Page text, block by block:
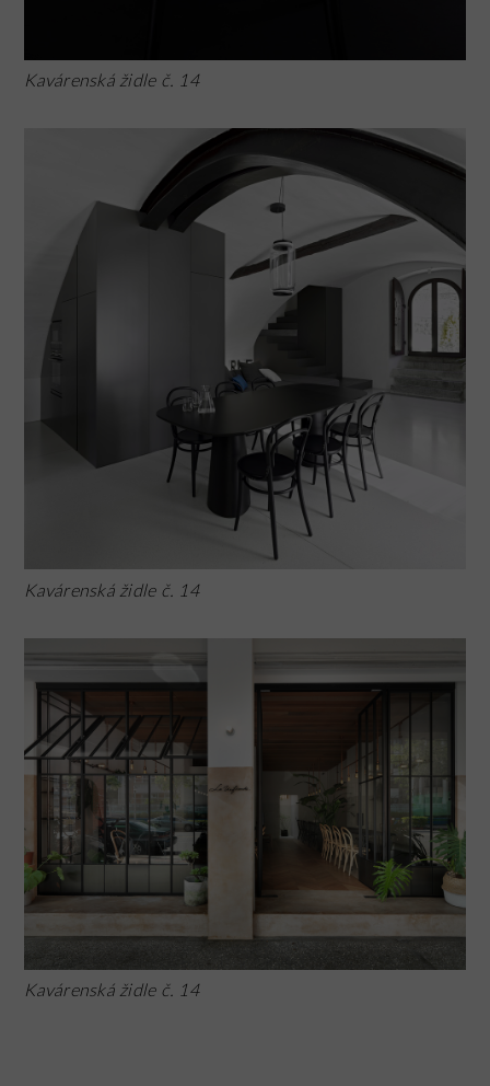
Kavárenská židle č. 14
Kavárenská židle č. 14
Kavárenská židle č. 14